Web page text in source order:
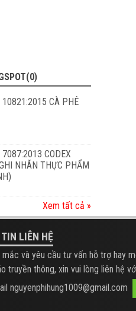
10821:2015 CÀ PHÊ
CODEX
NHÃN THỰC PHẨM
Xem tất cả »
LIÊN HỆ
mắc và yêu cầu tư vấn hỗ trợ hay
truyền thông, xin vui lòng liên hệ
nguyenphihung1009@gmail.com